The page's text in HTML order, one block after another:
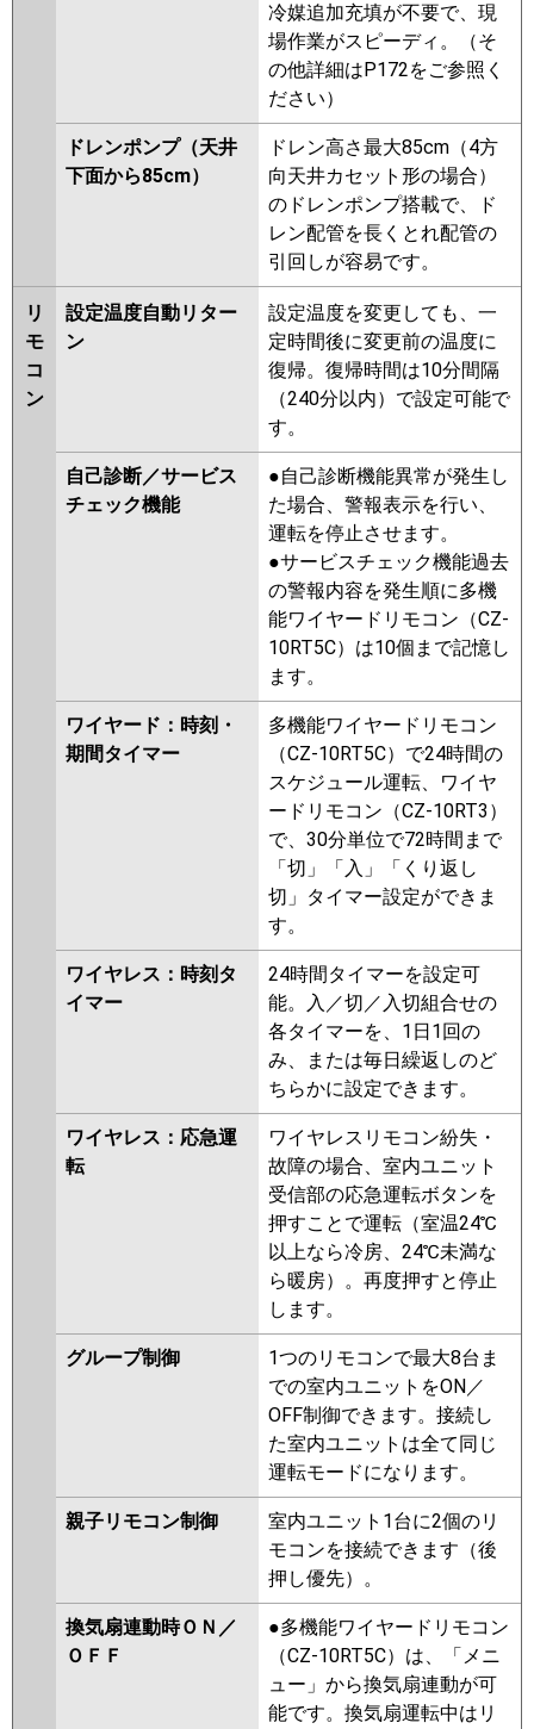
冷媒追加充填が不要で、現
場作業がスピーディ。（そ
の他詳細はP172をご参照く
ださい）
ドレンポンプ（天井
下面から85cm）
ドレン高さ最大85cm（4方
向天井カセット形の場合）
のドレンポンプ搭載で、ド
レン配管を長くとれ配管の
引回しが容易です。
リ
モ
コ
ン
設定温度自動リター
ン
設定温度を変更しても、一
定時間後に変更前の温度に
復帰。復帰時間は10分間隔
（240分以内）で設定可能で
す。
自己診断／サービス
チェック機能
●自己診断機能異常が発生し
た場合、警報表示を行い、
運転を停止させます。
●サービスチェック機能過去
の警報内容を発生順に多機
能ワイヤードリモコン（CZ-
10RT5C）は10個まで記憶し
ます。
ワイヤード：時刻・
期間タイマー
多機能ワイヤードリモコン
（CZ-10RT5C）で24時間の
スケジュール運転、ワイヤ
ードリモコン（CZ-10RT3）
で、30分単位で72時間まで
「切」「入」「くり返し
切」タイマー設定ができま
す。
ワイヤレス：時刻タ
イマー
24時間タイマーを設定可
能。入／切／入切組合せの
各タイマーを、1日1回の
み、または毎日繰返しのど
ちらかに設定できます。
ワイヤレス：応急運
転
ワイヤレスリモコン紛失・
故障の場合、室内ユニット
受信部の応急運転ボタンを
押すことで運転（室温24℃
以上なら冷房、24℃未満な
ら暖房）。再度押すと停止
します。
グループ制御
1つのリモコンで最大8台ま
での室内ユニットをON／
OFF制御できます。接続し
た室内ユニットは全て同じ
運転モードになります。
親子リモコン制御
室内ユニット1台に2個のリ
モコンを接続できます（後
押し優先）。
換気扇連動時ＯＮ／
ＯＦＦ
●多機能ワイヤードリモコン
（CZ-10RT5C）は、「メニ
ュー」から換気扇連動が可
能です。換気扇運転中はリ